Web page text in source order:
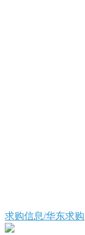
求购信息/华东求购